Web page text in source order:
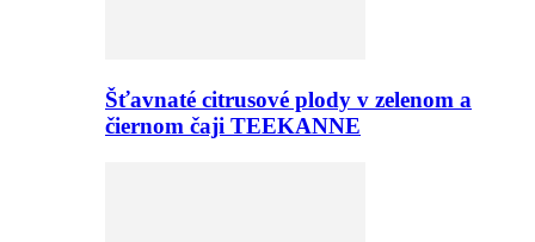
Šťavnaté citrusové plody v zelenom a
čiernom čaji TEEKANNE